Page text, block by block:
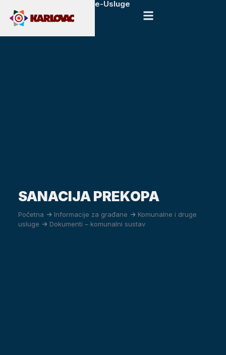
e-Usluge
SANACIJA PREKOPA
Početna -> Informacije za građane -> Komunalne i druge
usluge -> Dokumenti – komunalni sustav